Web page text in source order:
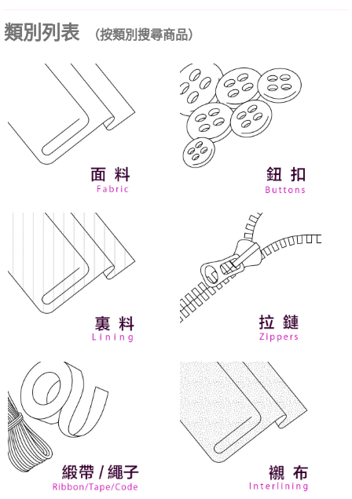
類別列表 （按類別搜尋商品）